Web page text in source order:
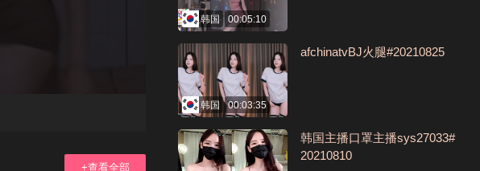
+查看全部
韩国 00:05:10
韩国 00:03:35
afchinatvBJ火腿#20210825
韩国主播口罩主播sys27033#
20210810